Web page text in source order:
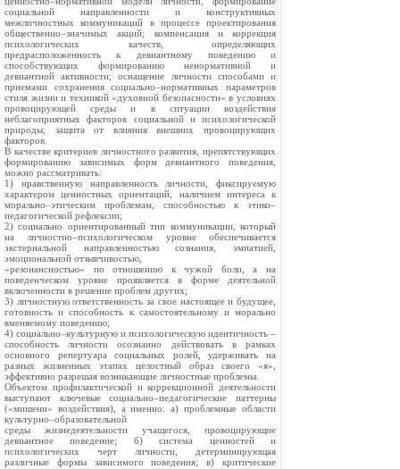
социальной направленности и конструктивных
межличностных коммуникаций в процессе проектирования
общественно–значимых акций; компенсация и коррекция
психологических качеств, определяющих
предрасположенность к девиантному поведению и
способствующих формированию ненормативной и
девиантной активности; оснащение личности способами и
приемами сохранения социально–нормативных параметров
стиля жизни и техникой «духовной безопасности» в условиях
провоцирующей среды и в ситуации воздействия
неблагоприятных факторов социальной и психологической
природы; защита от влияния внешних провоцирующих
факторов.
В качестве критериев личностного развития, препятствующих
формированию зависимых форм девиантного поведения,
можно рассматривать:
1) нравственную направленность личности, фиксируемую
характером ценностных ориентаций, наличием интереса к
морально–этическим проблемам, способностью к этико–
педагогической рефлексии;
2) социально ориентированный тип коммуникации, который
на личностно–психологическом уровне обеспечивается
экстернальной направленностью сознания, эмпатией,
эмоциональной отзывчивостью,
«резонансностью» по отношению к чужой боли, а на
поведенческом уровне проявляется в форме деятельной
включенности в решение проблем других;
3) личностную ответственность за свое настоящее и будущее,
готовность и способность к самостоятельному и морально
вменяемому поведению;
4) социально–культурную и психологическую идентичность –
способность личности осознанно действовать в рамках
основного репертуара социальных ролей, удерживать на
разных жизненных этапах целостный образ своего «я»,
эффективно разрешая возникающие личностные проблемы.
Объектом профилактической и коррекционной деятельности
выступают ключевые социально–педагогические паттерны
(«мишени» воздействия), а именно: а) проблемные области
культурно–образовательной
среды жизнедеятельности учащегося, провоцирующие
девиантное поведение; б) система ценностей и
психологических черт личности, детерминирующая
различные формы зависимого поведения; в) критические